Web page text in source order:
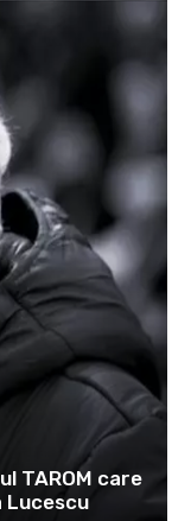
TAROM care
Lucescu